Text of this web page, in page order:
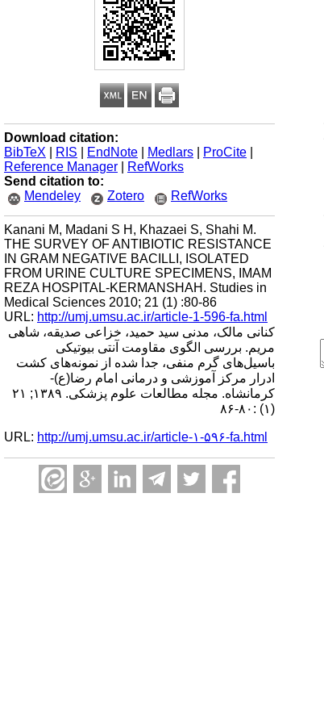
Download citation:
BibTeX
RIS EndNote Medlars ProCite
Reference Manager
RefWorks
Send citation to:
Mendeley
Zotero RefWorks
Kanani M, Madani S H, Khazaei S, Shahi M.
THE SURVEY OF ANTIBIOTIC RESISTANCE
IN GRAM NEGATIVE BACILLI, ISOLATED
FROM URINE CULTURE SPECIMENS, IMAM
REZA HOSPITAL-KERMANSHAH. Studies in
Medical Sciences 2010; 21 (1) :80-86
URL: http://umj.umsu.ac.ir/article-1-596-fa.html
کنانی مالک، مدنی سید حمید، خزاعی صدیقه، شاهی
مریم. بررسی الگوی مقاومت آنتی بیوتیکی
باسیل‌‌های گرم منفی، جدا شده از نمونه‌‌های کشت
ادرار مرکز آموزشی و درمانی امام رضا(ع)-
کرمانشاه. مجله مطالعات علوم پزشکی. ۱۳۸۹; ۲۱
(۱) :۸۰-۸۶
URL: http://umj.umsu.ac.ir/article-۱-۵۹۶-fa.html